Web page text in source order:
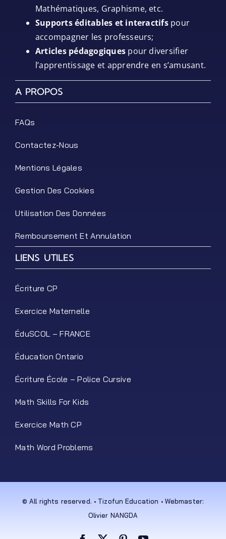
Mathématiques, Graphisme, etc.
Supports éditables et interactifspour
accompagner les professeurs;
Articles pédagogiques pour diversifier
l’apprentissage et apprendre en s’amusant.
A PROPOS
FAQs
Contactez-Nous
Mentions Légales
Gestion Des Cookies
Utilisation Des Données
Remboursement Et Annulation
LIENS UTILES
Écriture CP
Exercice Maternelle
ÉduSCOL – FRANCE
Éducation Ontario
Écriture École – Police Cursive
Math Skills For Kids
Exercice Math CP
Math Word Problems
© All rights reserved. • Tizofun Education • Webmaster:
Olivier NANGDA